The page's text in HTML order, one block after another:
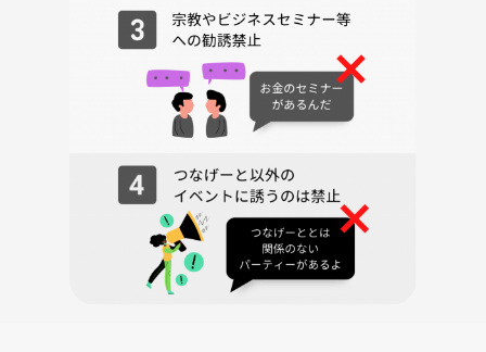
【サークル設立:2020年6月】
・20代/30代限定・女性も安心の超安全運営
・初参加の方や女性の参加者が多い！
・イベント終了後には自然と仲良くなれる！
・学生時代のような楽しさがある！
・変な目的の方が参加できない仕組み！
・明るくフラット、年齢・性別問わず誰でもなじみやすい雰囲気♪
・主催が丁寧にサポート、自己紹介やルール説明もリードします。質問